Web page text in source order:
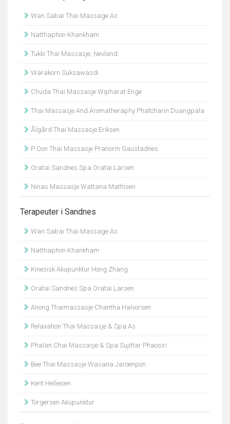
Wan Sabai Thai Massage As
Natthaphon Khankham
Tukki Thai Massasje, Nevland
Warakorn Suksawasdi
Chuda Thai Massasje Wipharat Enge
Thai Massasje And Aromatheraphy Phatcharin Duangpala
Ålgård Thai Massasje Eriksen
P Oon Thai Massasje Pranorm Gaustadnes
Oratai Sandnes Spa Oratai Larsen
Ninas Massasje Wattana Mathisen
Terapeuter i Sandnes
Wan Sabai Thai Massage As
Natthaphon Khankham
Kinesisk Akupunktur Hong Zhang
Oratai Sandnes Spa Oratai Larsen
Anong Thaimassasje Chantha Halvorsen
Relaxation Thai Massasje & Spa As
Phalan Chai Massasje & Spa Sujittar Phaosiri
Bee Thai Massasje Wasana Jaroenpon
Kent Helliesen
Torgersen Akupunktur